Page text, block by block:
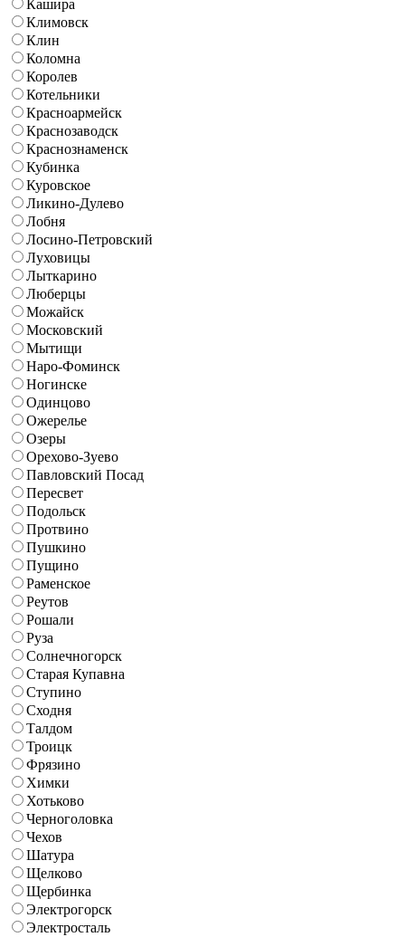
Кашира
Климовск
Клин
Коломна
Королев
Котельники
Красноармейск
Краснозаводск
Краснознаменск
Кубинка
Куровское
Ликино-Дулево
Лобня
Лосино-Петровский
Луховицы
Лыткарино
Люберцы
Можайск
Московский
Мытищи
Наро-Фоминск
Ногинске
Одинцово
Ожерелье
Озеры
Орехово-Зуево
Павловский Посад
Пересвет
Подольск
Протвино
Пушкино
Пущино
Раменское
Реутов
Рошали
Руза
Солнечногорск
Старая Купавна
Ступино
Сходня
Талдом
Троицк
Фрязино
Химки
Хотьково
Черноголовка
Чехов
Шатура
Щелково
Щербинка
Электрогорск
Электросталь